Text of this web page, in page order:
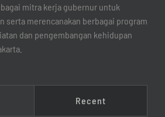
mitra kerja gubernur untuk
serta merencanakan berbagai program
dan pengembangan kehidupan
Recent